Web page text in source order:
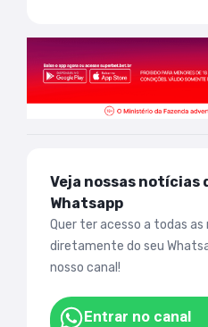
Veja nossas notícias
Whatsapp
Quer ter acesso a todas
diretamente do seu
nosso canal!
Entrar no canal